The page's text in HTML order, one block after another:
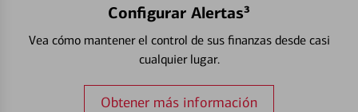
Configurar Alertas³
Vea cómo mantener el control de sus finanzas desde casi
cualquier lugar.
Obtener más información